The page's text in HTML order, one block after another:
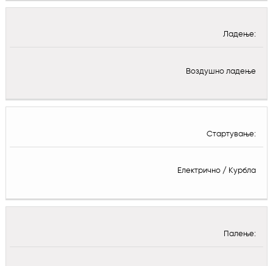
Ладење:
Воздушно ладење
Стартување:
Електрично / Курбла
Палење: